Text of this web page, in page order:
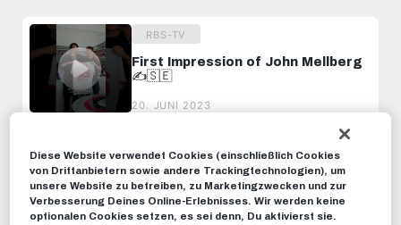
RBS-TV
First Impression of John Mellberg
✍️🇸🇪
20. JUNI 2023
A Day in the Life of Oscar Gloukh
🏡
21. FEBRUAR 2024
Diese Website verwendet Cookies (einschließlich Cookies
von Drittanbietern sowie andere Trackingtechnologien), um
unsere Website zu betreiben, zu Marketingzwecken und zur
Verbesserung Deines Online-Erlebnisses. Wir werden keine
optionalen Cookies setzen, es sei denn, Du aktivierst sie.